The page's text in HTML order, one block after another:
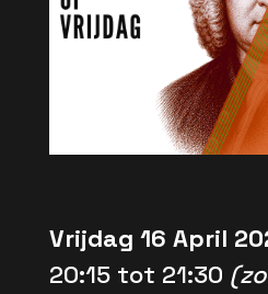
Vrijdag 16 April
20:15 tot 21:30